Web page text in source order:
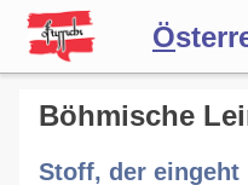
Ö
Wörterbuch
Böhmische
Stoff, der eingeht